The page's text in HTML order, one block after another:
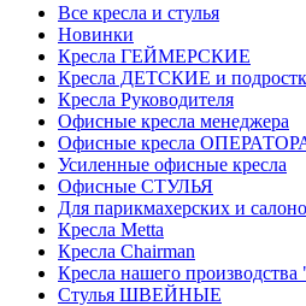
Все кресла и стулья
Новинки
Кресла ГЕЙМЕРСКИЕ
Кресла ДЕТСКИЕ и
Кресла Руководителя
Офисные кресла менеджера
Офисные кресла
Усиленные офисные кресла
Офисные СТУЛЬЯ
Для парикмахерских и
Кресла Metta
Кресла Chairman
Кресла нашего
Стулья ШВЕЙНЫЕ